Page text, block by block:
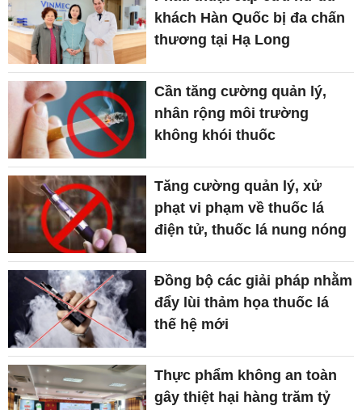
khách Hàn Quốc bị đa chấn
thương tại Hạ Long
Cần tăng cường quản lý,
nhân rộng môi trường
không khói thuốc
Tăng cường quản lý, xử
phạt vi phạm về thuốc lá
điện tử, thuốc lá nung nóng
Đồng bộ các giải pháp nhằm
đẩy lùi thảm họa thuốc lá
thế hệ mới
Thực phẩm không an toàn
gây thiệt hại hàng trăm tỷ